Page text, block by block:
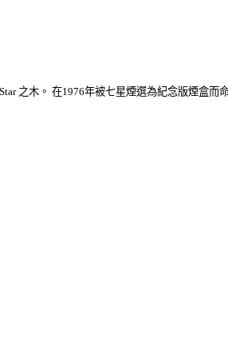
之木。 在1976年被七星煙選為紀念版煙盒而